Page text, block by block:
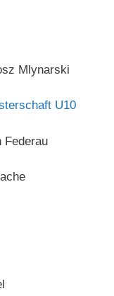
Mlynarski
U10
Federau